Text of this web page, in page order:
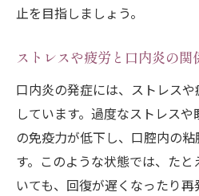
止を目指しましょう。
ストレスや疲労と口内炎の関
口内炎の発症には、ストレス
しています。過度なストレス
の免疫力が低下し、口腔内の
す。このような状態では、た
いても、回復が遅くなったり